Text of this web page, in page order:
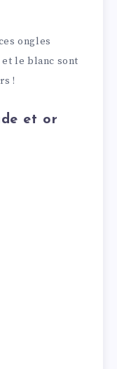
ongles
le blanc sont
!
et or